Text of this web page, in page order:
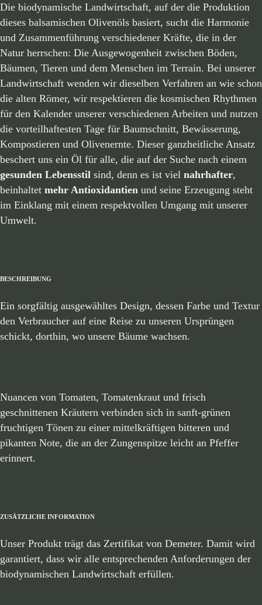
Die biodynamische Landwirtschaft, auf der die Produktion
dieses balsamischen Olivenöls basiert, sucht die Harmonie
und Zusammenführung verschiedener Kräfte, die in der
Natur herrschen: Die Ausgewogenheit zwischen Böden,
Bäumen, Tieren und dem Menschen im Terrain. Bei unserer
Landwirtschaft wenden wir dieselben Verfahren an wie schon
die alten Römer, wir respektieren die kosmischen Rhythmen
für den Kalender unserer verschiedenen Arbeiten und nutzen
die vorteilhaftesten Tage für Baumschnitt, Bewässerung,
Kompostieren und Olivenernte. Dieser ganzheitliche Ansatz
beschert uns ein Öl für alle, die auf der Suche nach einem
gesunden Lebensstil sind, denn es ist viel nahrhafter,
beinhaltet mehr Antioxidantien und seine Erzeugung steht
im Einklang mit einem respektvollen Umgang mit unserer
Umwelt.
BESCHREIBUNG
Ein sorgfältig ausgewähltes Design, dessen Farbe und Textur
den Verbraucher auf eine Reise zu unseren Ursprüngen
schickt, dorthin, wo unsere Bäume wachsen.
Nuancen von Tomaten, Tomatenkraut und frisch
geschnittenen Kräutern verbinden sich in sanft-grünen
fruchtigen Tönen zu einer mittelkräftigen bitteren und
pikanten Note, die an der Zungenspitze leicht an Pfeffer
erinnert.
ZUSÄTZLICHE INFORMATION
Unser Produkt trägt das Zertifikat von Demeter. Damit wird
garantiert, dass wir alle entsprechenden Anforderungen der
biodynamischen Landwirtschaft erfüllen.